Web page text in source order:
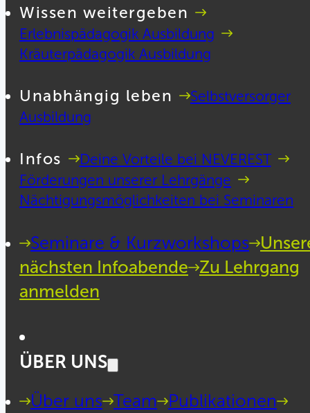
Wissen weitergeben
Erlebnispädagogik Ausbildung
Kräuterpädagogik Ausbildung
Unabhängig leben
Selbstversorger
Ausbildung
Infos
Deine Vorteile bei NEVEREST
Förderungen unserer Lehrgänge
Nächtigungsmöglichkeiten bei Seminaren
Seminare & Kurzworkshops
nächsten Infoabende Zu Lehrgang
anmelden
ÜBER UNS
Über uns Team
Publikationen